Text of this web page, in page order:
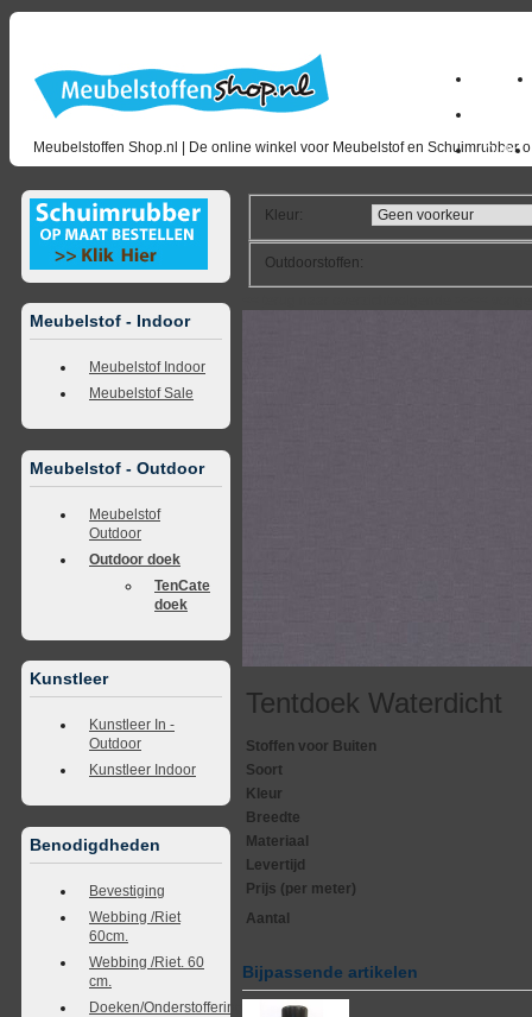
Meubelstoffen Shop.nl | De online winkel voor Meubelstof en Schuimrubber
Home
Outlet
Meubelstof - Indoor
Meubelstof Indoor
Meubelstof Sale
Meubelstof - Outdoor
Meubelstof
Outdoor
Outdoor doek
TenCate
doek
Kunstleer
Kunstleer In -
Outdoor
Kunstleer Indoor
Benodigdheden
Bevestiging
Webbing /Riet
60cm.
Webbing /Riet. 60
cm.
Doeken/Onderstoffering
Kleur:
Outdoorstoffen:
Tentdoek Waterdicht
Stoffen voor Buiten
Soort
Kleur
Breedte
Materiaal
Levertijd
Prijs (per meter)
Aantal
Bijpassende artikelen